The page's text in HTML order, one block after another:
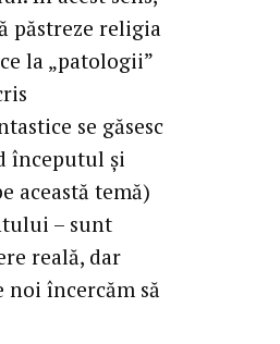
păstreze religia
la „patologii”
se găsesc
începutul şi
această temă)
– sunt
reală, dar
încercăm să